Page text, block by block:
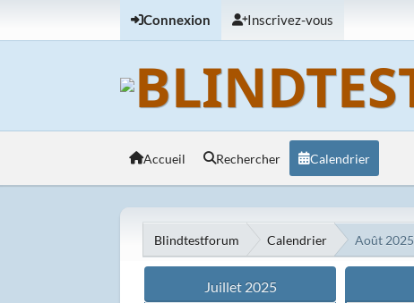
Connexion Inscrivez-vous
Accueil Rechercher Calendrier
Blindtestforum Calendrier Août 2025
Juillet 2025